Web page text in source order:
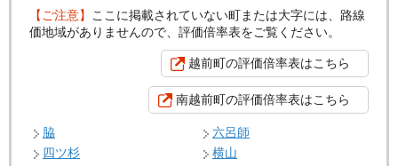
【ご注意】 ここに掲載されていない町または大字には、路線
価地域がありませんので、評価倍率表をご覧ください。
越前町の評価倍率表はこちら
南越前町の評価倍率表はこちら
脇
六呂師
四ツ杉
横山